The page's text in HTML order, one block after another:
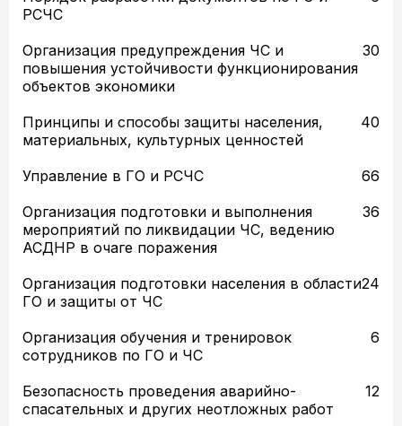
РСЧС
Организация предупреждения ЧС и
повышения устойчивости функционирования
объектов экономики
30
Принципы и способы защиты населения,
материальных, культурных ценностей
40
Управление в ГО и РСЧС
66
Организация подготовки и выполнения
мероприятий по ликвидации ЧС, ведению
АСДНР в очаге поражения
36
Организация подготовки населения в области
ГО и защиты от ЧС
24
Организация обучения и тренировок
сотрудников по ГО и ЧС
6
Безопасность проведения аварийно-
спасательных и других неотложных работ
12